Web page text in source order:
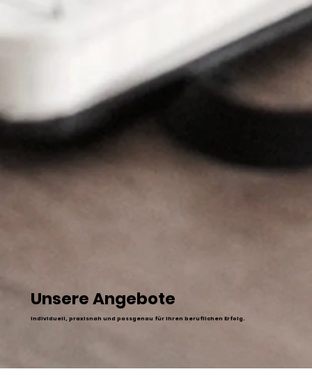
Unsere Angebote
Individuell, praxisnah und passgenau für Ihren beruflichen Erfolg.